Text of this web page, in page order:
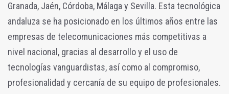
Granada, Jaén, Córdoba, Málaga y Sevilla. Esta tecnológica
andaluza se ha posicionado en los últimos años entre las
empresas de telecomunicaciones más competitivas a
nivel nacional, gracias al desarrollo y el uso de
tecnologías vanguardistas, así como al compromiso,
profesionalidad y cercanía de su equipo de profesionales.